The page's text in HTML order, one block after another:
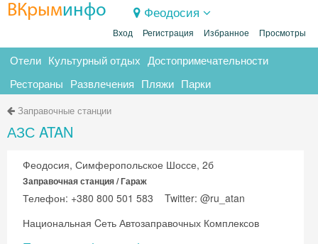
ВКрыминфо Феодосия
Вход Регистрация Избранное Просмотры
Отели Культурный отдых Достопримечательности
Рестораны Развлечения Пляжи Парки
Заправочные станции
АЗС ATAN
Феодосия, Симферопольское Шоссе, 2б
Заправочная станция / Гараж
Телефон: +380 800 501 583 Twitter: @ru_atan
Национальная Cеть Автозаправочных Комплексов